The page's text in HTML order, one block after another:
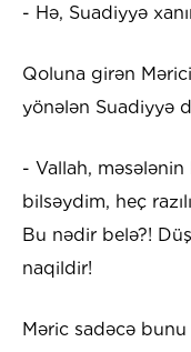
- Hə, Suadiyyə
Qoluna girən
yönələn Suadiyyə
- Vallah, məsələnin
bilsəydim, heç
Bu nədir belə?!
naqildir!
Məric sadəcə